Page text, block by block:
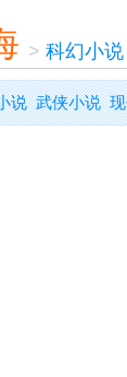
> 科幻小说
说 武侠小说